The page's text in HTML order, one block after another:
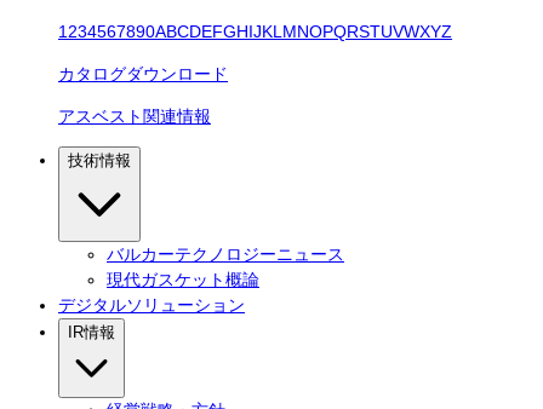
1 234567890ABCDEFGHIJKL MNOPQRSTUVWXYZ
カタログダウンロード
アスベスト関連情報
技術情報
バルカーテクノロジーニュース
現代ガスケット概論
デジタルソリューション
IR情報